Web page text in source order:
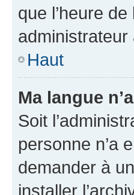
que l’heure
Haut
Ma langue
Soit
personne n’a
demander à
installer